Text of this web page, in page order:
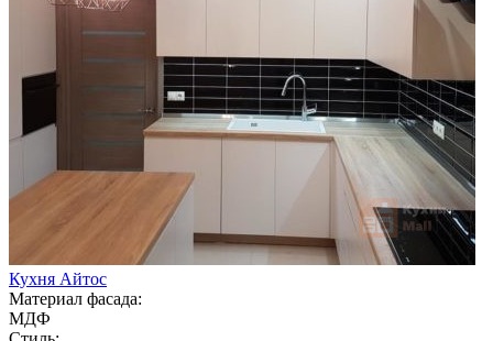
Кухня Айтос
Материал фасада:
МДФ